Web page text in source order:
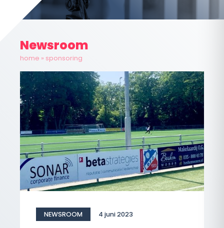
Newsroom
home » sponsoring
NEWSROOM 4 juni 2023